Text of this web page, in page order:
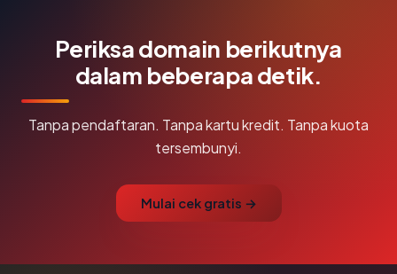
Periksa domain berikutnya
dalam beberapa detik.
Tanpa pendaftaran. Tanpa kartu kredit. Tanpa kuota
tersembunyi.
Mulai cek gratis →